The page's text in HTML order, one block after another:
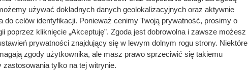
używać dokładnych danych geolokalizacyjnych oraz aktywnie
celów identyfikacji. Ponieważ cenimy Twoją prywatność, prosimy o
poprzez kliknięcie „Akceptuję”. Zgoda jest dobrowolna i zawsze możesz
prywatności znajdujący się w lewym dolnym rogu strony. Niektóre
zgody użytkownika, ale masz prawo sprzeciwić się takiemu
zastosowania tylko na tej witrynie.